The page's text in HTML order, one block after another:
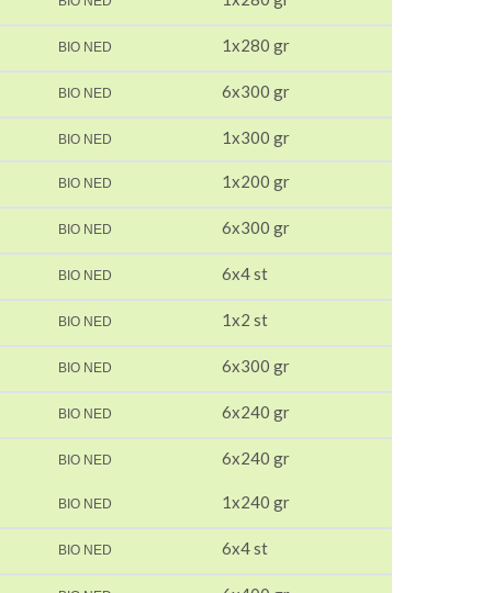
BIO NED 1x280 gr
BIO NED 6x300 gr
BIO NED 1x300 gr
BIO NED 1x200 gr
BIO NED 6x300 gr
BIO NED 6x4 st
BIO NED 1x2 st
BIO NED 6x300 gr
BIO NED 6x240 gr
BIO NED 6x240 gr
BIO NED 1x240 gr
BIO NED 6x4 st